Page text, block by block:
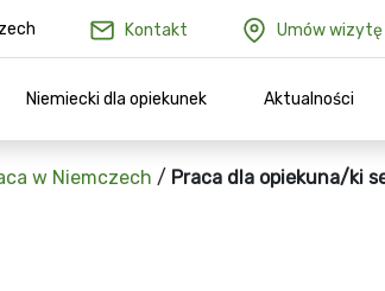
Kontakt Umów wizytę
Niemiecki dla opiekunek Aktualności
w Niemczech / Praca dla opiekuna/ki